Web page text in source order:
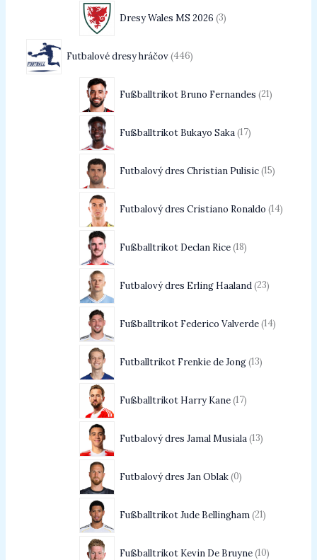
Dresy Wales MS 2026 3
Futbalové dresy hráčov 446
Fußballtrikot Bruno Fernandes 21
Fußballtrikot Bukayo Saka 17
Futbalový dres Christian Pulisic 15
Futbalový dres Cristiano Ronaldo 14
Fußballtrikot Declan Rice 18
Futbalový dres Erling Haaland 23
Fußballtrikot Federico Valverde 14
Futballtrikot Frenkie de Jong 13
Fußballtrikot Harry Kane 17
Futbalový dres Jamal Musiala 13
Futbalový dres Jan Oblak 0
Fußballtrikot Jude Bellingham 21
Fußballtrikot Kevin De Bruyne 10